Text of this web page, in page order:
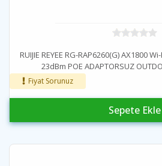
RUIJIE REYEE RG-RAP6260(G) AX1800
23dBm POE ADAPTORSUZ
Fiyat Sorunuz
Sepete Ekle